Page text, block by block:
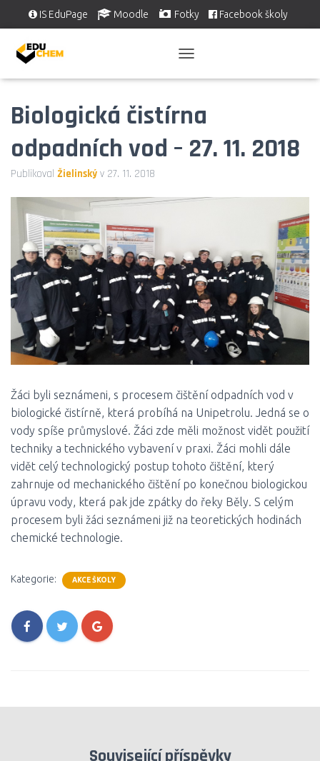
IS EduPage Moodle Fotky Facebook školy
Ř
U
T
V
C
I
Biologická čistírna
odpadních vod – 27. 11. 2018
Publikoval Žielinský v 27. 11. 2018
Žáci byli seznámeni, s procesem čištění odpadních vod v
biologické čistírně, která probíhá na Unipetrolu. Jedná se o
vody spíše průmyslové. Žáci zde měli možnost vidět použití
techniky a technického vybavení v praxi. Žáci mohli dále
vidět celý technologický postup tohoto čištění, který
zahrnuje od mechanického čištění po konečnou biologickou
úpravu vody, která pak jde zpátky do řeky Běly. S celým
procesem byli žáci seznámeni již na teoretických hodinách
chemické technologie.
Kategorie: AKCE ŠKOLY
Související příspěvky